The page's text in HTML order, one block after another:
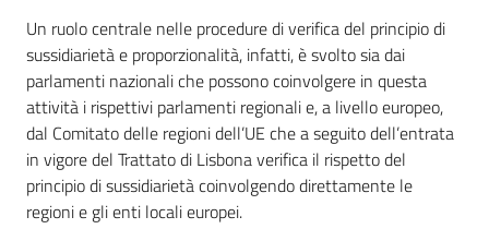
Un ruolo centrale nelle procedure di verifica del principio di
sussidiarietà e proporzionalità, infatti, è svolto sia dai
parlamenti nazionali che possono coinvolgere in questa
attività i rispettivi parlamenti regionali e, a livello europeo,
dal Comitato delle regioni dell’UE che a seguito dell’entrata
in vigore del Trattato di Lisbona verifica il rispetto del
principio di sussidiarietà coinvolgendo direttamente le
regioni e gli enti locali europei.